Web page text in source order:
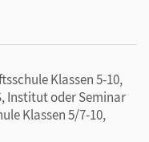
Klassen 5-10,
Institut oder Seminar
Klassen 5/7-10,